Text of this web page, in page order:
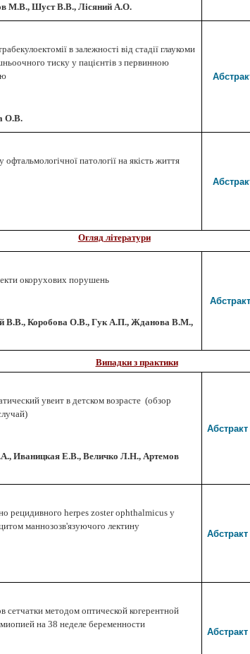
М.В., Шуст В.В., Лісяний А.О.
в залежності від стадії глаукоми
тиску у пацієнтів з первинною
О.В.
офтальмологічної патології на якість життя
Огляд літератури
окорухових порушень
В.В., Коробова О.В., Гук А.П., Жданова В.М.,
Абстракт
Випадки з практики
увеит в детском возрасте (обзор
Иваницкая Е.В., Величко Л.Н., Артемов
Абстракт
рецидивного herpes zoster ophthalmicus у
маннозозв'язуючого лектину
Абстракт
сетчатки методом оптической когерентной
на 38 неделе беременности
Абстракт